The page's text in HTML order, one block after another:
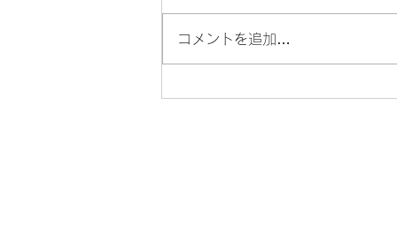
コメントを追加…